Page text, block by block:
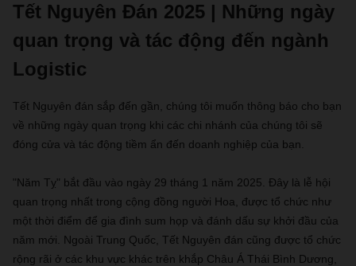
Tết Nguyên Đán 2025 | Những ngày
quan trọng và tác động đến ngành
Logistic
Tết Nguyên đán sắp đến gần, chúng tôi muốn thông báo cho bạn
về những ngày quan trọng khi các chi nhánh của chúng tôi sẽ
đóng cửa và tác động tiềm ẩn đến doanh nghiệp của bạn.
"Năm Tỵ" bắt đầu vào ngày 29 tháng 1 năm 2025. Đây là lễ hội
quan trọng nhất trong cộng đồng người Hoa, được tổ chức như
một thời điểm để gia đình sum họp và đánh dấu sự khởi đầu của
năm mới. Ngoài Trung Quốc, Tết Nguyên đán cũng được tổ chức
rộng rãi ở các khu vực khác trên khắp Châu Á Thái Bình Dương,